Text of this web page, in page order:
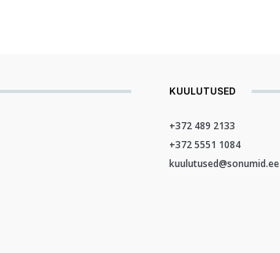
KUULUTUSED
+372 489 2133
+372 5551 1084
kuulutused@sonumid.ee